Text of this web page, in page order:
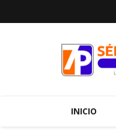
INICIO